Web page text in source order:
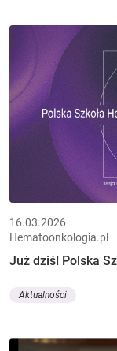
16.03.2026
Hematoonkologia.pl
Już dziś! Polska
Aktualności